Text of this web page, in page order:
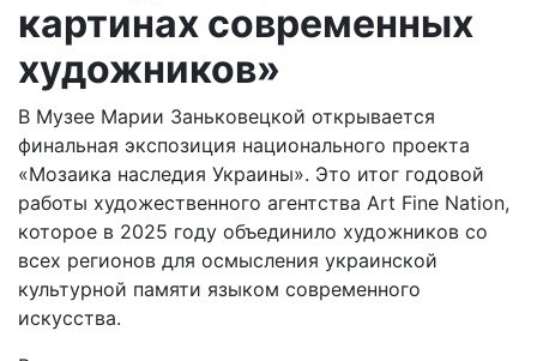
картинах современных
художников»
В Музее Марии Заньковецкой открывается
финальная экспозиция национального проекта
«Мозаика наследия Украины». Это итог годовой
работы художественного агентства Art Fine Nation,
которое в 2025 году объединило художников со
всех регионов для осмысления украинской
культурной памяти языком современного
искусства.